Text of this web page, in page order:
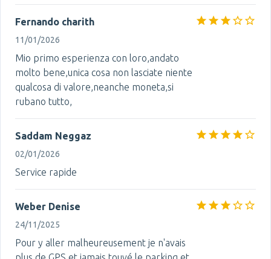
Fernando charith
11/01/2026
Mio primo esperienza con loro,andato
molto bene,unica cosa non lasciate niente
qualcosa di valore,neanche moneta,si
rubano tutto,
Saddam Neggaz
02/01/2026
Service rapide
Weber Denise
24/11/2025
Pour y aller malheureusement je n'avais